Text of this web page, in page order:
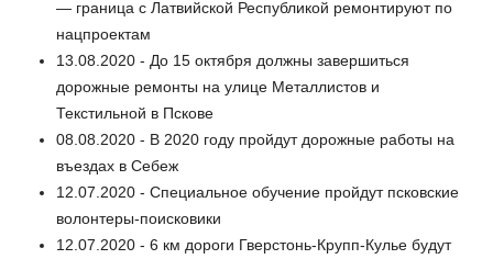
— граница с Латвийской Республикой ремонтируют по
нацпроектам
13.08.2020 - До 15 октября должны завершиться
дорожные ремонты на улице Металлистов и
Текстильной в Пскове
08.08.2020 - В 2020 году пройдут дорожные работы на
въездах в Себеж
12.07.2020 - Специальное обучение пройдут псковские
волонтеры-поисковики
12.07.2020 - 6 км дороги Гверстонь-Крупп-Кулье будут